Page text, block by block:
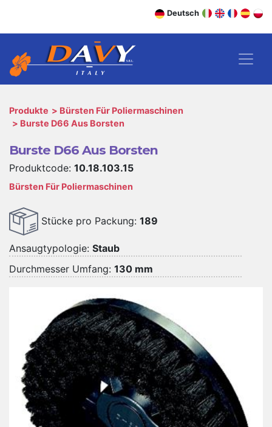
Deutsch
Produkte
Bürsten Für Poliermaschinen
Burste D66 Aus Borsten
Burste D66 Aus Borsten
Produktcode: 10.18.103.15
Bürsten Für Poliermaschinen
Stücke pro Packung: 189
Ansaugtypologie: Staub
Durchmesser Umfang: 130 mm